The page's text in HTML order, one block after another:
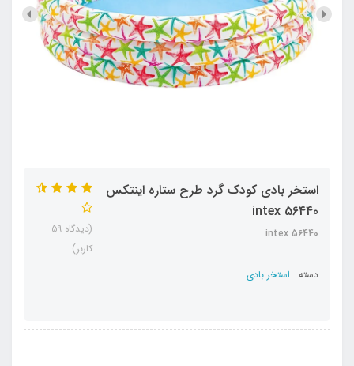
استخر بادی کودک گرد طرح ستاره اینتکس
intex 56440
intex 56440
دسته : استخر بادی
(دیدگاه 59
کاربر)